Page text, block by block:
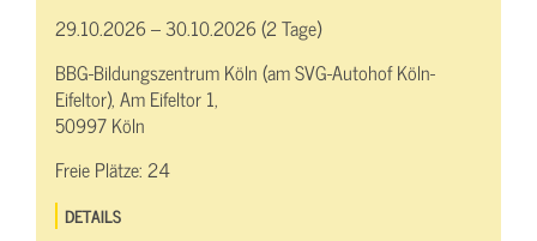
29.10.2026 – 30.10.2026 (2 Tage)
BBG-Bildungszentrum Köln (am SVG-Autohof Köln-
Eifeltor), Am Eifeltor 1,
50997 Köln
Freie Plätze:24
DETAILS